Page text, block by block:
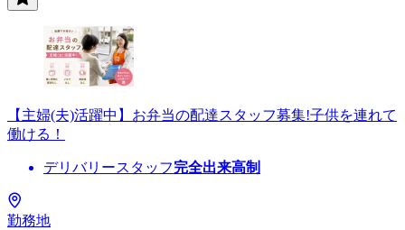
【主婦(夫)活躍中】お弁当の配達スタッフ募集!子供を連れて
働ける！
デリバリースタッフ完全出来高制
勤務地